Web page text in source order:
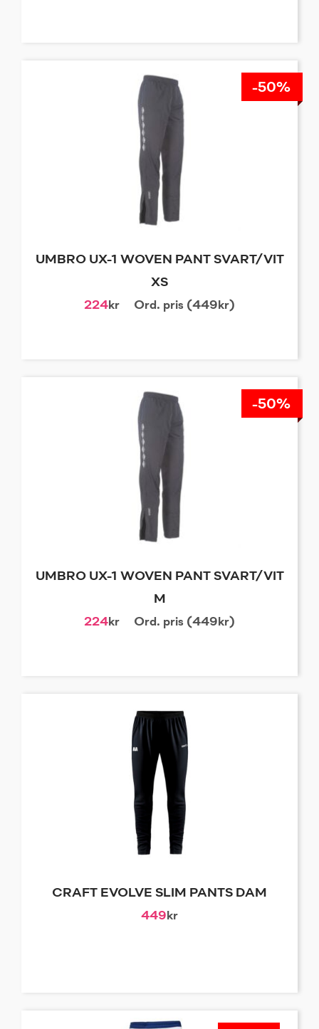
-50%
UMBRO UX-1 WOVEN PANT SVART/VIT
XS
224kr Ord. pris (449kr)
-50%
UMBRO UX-1 WOVEN PANT SVART/VIT
M
224kr Ord. pris (449kr)
CRAFT EVOLVE SLIM PANTS DAM
449kr